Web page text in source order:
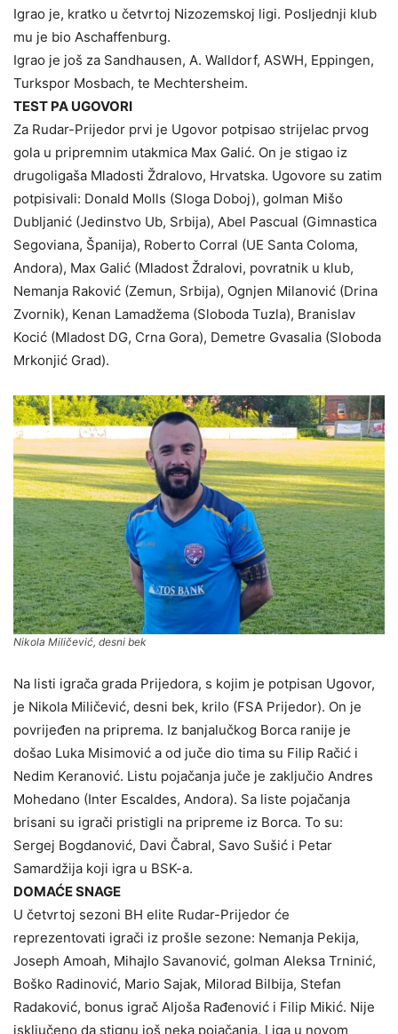
Igrao je, kratko u četvrtoj Nizozemskoj ligi. Posljednji klub
mu je bio Aschaffenburg.
Igrao je još za Sandhausen, A. Walldorf, ASWH, Eppingen,
Turkspor Mosbach, te Mechtersheim.
TEST PA UGOVORI
Za Rudar-Prijedor prvi je Ugovor potpisao strijelac prvog
gola u pripremnim utakmica Max Galić. On je stigao iz
drugoligaša Mladosti Ždralovo, Hrvatska. Ugovore su zatim
potpisivali: Donald Molls (Sloga Doboj), golman Mišo
Dubljanić (Jedinstvo Ub, Srbija), Abel Pascual (Gimnastica
Segoviana, Španija), Roberto Corral (UE Santa Coloma,
Andora), Max Galić (Mladost Ždralovi, povratnik u klub,
Nemanja Raković (Zemun, Srbija), Ognjen Milanović (Drina
Zvornik), Kenan Lamadžema (Sloboda Tuzla), Branislav
Kocić (Mladost DG, Crna Gora), Demetre Gvasalia (Sloboda
Mrkonjić Grad).
Nikola Miličević, desni bek
Na listi igrača grada Prijedora, s kojim je potpisan Ugovor,
je Nikola Miličević, desni bek, krilo (FSA Prijedor). On je
povrijeđen na priprema. Iz banjalučkog Borca ranije je
došao Luka Misimović a od juče dio tima su Filip Račić i
Nedim Keranović. Listu pojačanja juče je zaključio Andres
Mohedano (Inter Escaldes, Andora). Sa liste pojačanja
brisani su igrači pristigli na pripreme iz Borca. To su:
Sergej Bogdanović, Davi Čabral, Savo Sušić i Petar
Samardžija koji igra u BSK-a.
DOMAĆE SNAGE
U četvrtoj sezoni BH elite Rudar-Prijedor će
reprezentovati igrači iz prošle sezone: Nemanja Pekija,
Joseph Amoah, Mihajlo Savanović, golman Aleksa Trninić,
Boško Radinović, Mario Sajak, Milorad Bilbija, Stefan
Radaković, bonus igrač Aljoša Rađenović i Filip Mikić. Nije
isključeno da stignu još neka pojačanja. Liga u novom